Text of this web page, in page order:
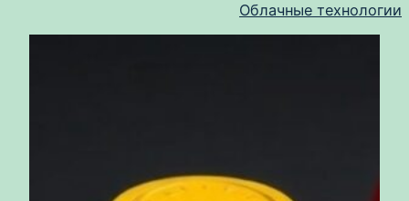
Облачные технологии